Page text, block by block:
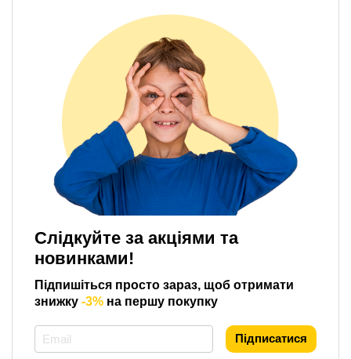
Слідкуйте за акціями та
новинками!
Підпишіться просто зараз, щоб отримати
знижку -3% на першу покупку
Підписатися